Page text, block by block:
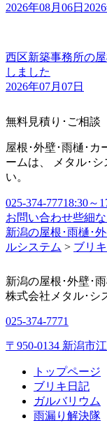
2026年08月06日
西区新築事務所の
しました
2026年07月07日
無料見積り･ご相談
屋根･外壁･雨樋･カ
ームは、 メタル･
い。
025-374-77718:30～
お問い合わせ些細
新潟の屋根･雨樋･
ルシステム > ブリ
新潟の屋根･外壁･
株式会社 メタル･シ
025-374-7771
〒950-0134 新潟市
トップページ
ブリキ日記
ガルバリウム
雨漏り解決隊